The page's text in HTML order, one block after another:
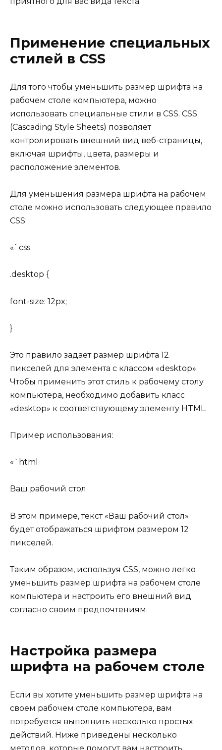
Применение специальных
стилей в CSS
Для того чтобы уменьшить размер шрифта на
рабочем столе компьютера, можно
использовать специальные стили в CSS. CSS
(Cascading Style Sheets) позволяет
контролировать внешний вид веб-страницы,
включая шрифты, цвета, размеры и
расположение элементов.
Для уменьшения размера шрифта на рабочем
столе можно использовать следующее правило
CSS:
«`css
.desktop {
font-size: 12px;
}
Это правило задает размер шрифта 12
пикселей для элемента с классом «desktop».
Чтобы применить этот стиль к рабочему столу
компьютера, необходимо добавить класс
«desktop» к соответствующему элементу HTML.
Пример использования:
«`html
Ваш рабочий стол
В этом примере, текст «Ваш рабочий стол»
будет отображаться шрифтом размером 12
пикселей.
Таким образом, используя CSS, можно легко
уменьшить размер шрифта на рабочем столе
компьютера и настроить его внешний вид
согласно своим предпочтениям.
Настройка размера
шрифта на рабочем столе
Если вы хотите уменьшить размер шрифта на
своем рабочем столе компьютера, вам
потребуется выполнить несколько простых
действий. Ниже приведены несколько